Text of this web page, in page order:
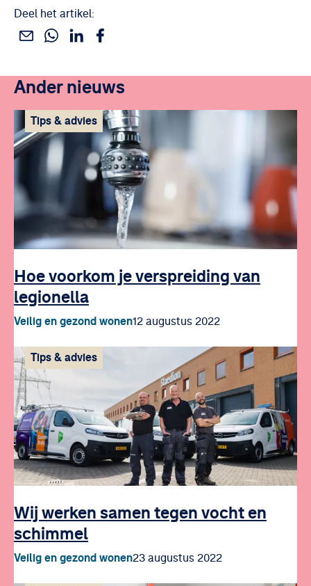
Deel het artikel:
Deel dit via e-mail
Deel dit via WhatsApp
Deel dit via Linkedin
Deel dit via Facebook
Ander nieuws
Hoe voorkom je verspreiding van
legionella
Veilig en gezond wonen12 augustus 2022
Tips & advies
Wij werken samen tegen vocht en
schimmel
Veilig en gezond wonen23 augustus 2022
Tips & advies